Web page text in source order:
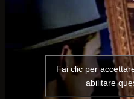
Fai clic per
abilitare